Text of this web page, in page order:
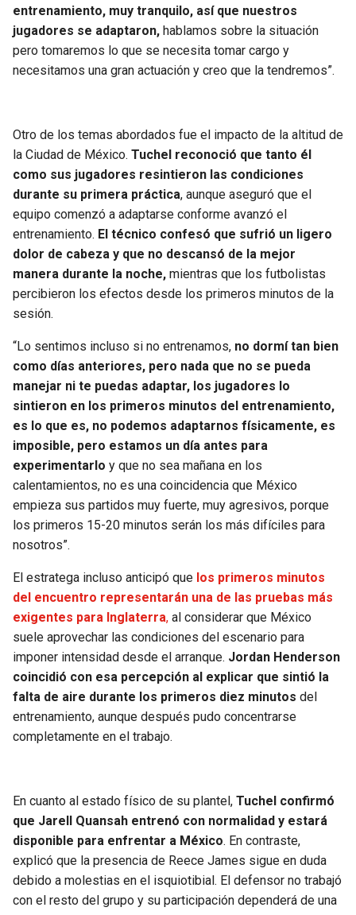
entrenamiento, muy tranquilo, así que nuestros
jugadores se adaptaron, hablamos sobre la situación
pero tomaremos lo que se necesita tomar cargo y
necesitamos una gran actuación y creo que la tendremos”.
Otro de los temas abordados fue el impacto de la altitud de
la Ciudad de México. Tuchel reconoció que tanto él
como sus jugadores resintieron las condiciones
durante su primera práctica, aunque aseguró que el
equipo comenzó a adaptarse conforme avanzó el
entrenamiento. El técnico confesó que sufrió un ligero
dolor de cabeza y que no descansó de la mejor
manera durante la noche, mientras que los futbolistas
percibieron los efectos desde los primeros minutos de la
sesión.
“Lo sentimos incluso si no entrenamos, no dormí tan bien
como días anteriores, pero nada que no se pueda
manejar ni te puedas adaptar, los jugadores lo
sintieron en los primeros minutos del entrenamiento,
es lo que es, no podemos adaptarnos físicamente, es
imposible, pero estamos un día antes para
experimentarlo y que no sea mañana en los
calentamientos, no es una coincidencia que México
empieza sus partidos muy fuerte, muy agresivos, porque
los primeros 15-20 minutos serán los más difíciles para
nosotros”.
El estratega incluso anticipó que los primeros minutos
del encuentro representarán una de las pruebas más
exigentes para Inglaterra, al considerar que México
suele aprovechar las condiciones del escenario para
imponer intensidad desde el arranque. Jordan Henderson
coincidió con esa percepción al explicar que sintió la
falta de aire durante los primeros diez minutos del
entrenamiento, aunque después pudo concentrarse
completamente en el trabajo.
En cuanto al estado físico de su plantel, Tuchel confirmó
que Jarell Quansah entrenó con normalidad y estará
disponible para enfrentar a México. En contraste,
explicó que la presencia de Reece James sigue en duda
debido a molestias en el isquiotibial. El defensor no trabajó
con el resto del grupo y su participación dependerá de una